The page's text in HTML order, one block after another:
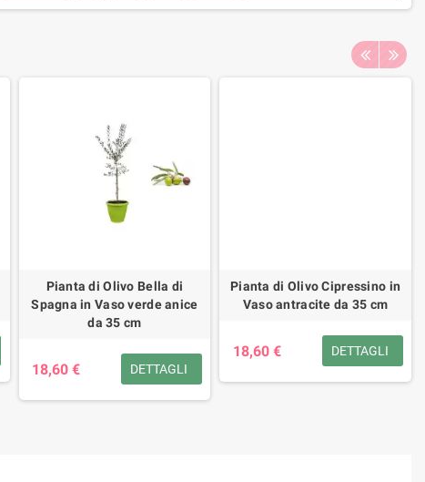
Pianta di Olivo Bella di
Spagna in Vaso verde anice
da 35 cm
18,60 € DETTAGLI
Pianta di Olivo Cipressino in
Vaso antracite da 35 cm
18,60 € DETTAGLI